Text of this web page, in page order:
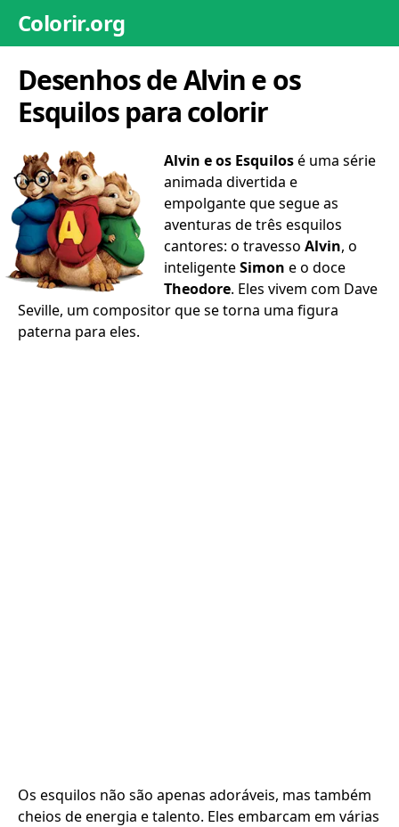
Colorir.org
Desenhos de Alvin e os
Esquilos para colorir
Alvin e os Esquilosé uma série
animada divertida e
empolgante que segue as
aventuras de três esquilos
cantores: o travesso Alvin, o
inteligenteSimon e o doce
Theodore. Eles vivem com Dave
Seville, um compositor que se torna uma figura
paterna para eles.
Os esquilos não são apenas adoráveis, mas também
cheios de energia e talento. Eles embarcam em várias